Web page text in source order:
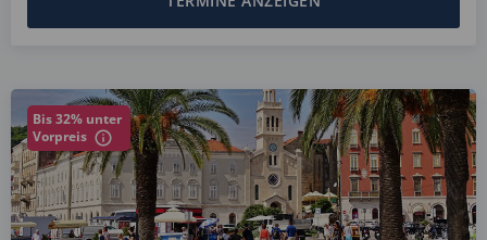
Bis 32% unter
Vorpreis